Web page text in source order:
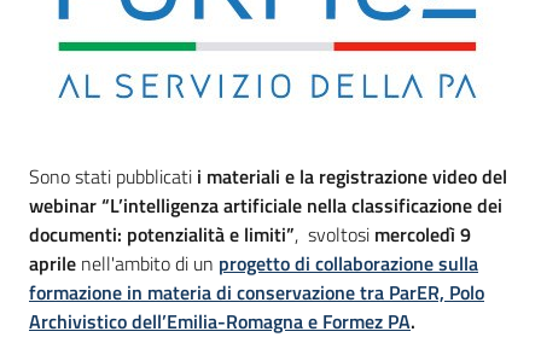
Sono stati pubblicati i materiali e la registrazione video del
webinar “L’intelligenza artificiale nella classificazione dei
documenti: potenzialità e limiti”, svoltosi mercoledì 9
aprile nell'ambito di un progetto di collaborazione sulla
formazione in materia di conservazione tra ParER, Polo
Archivistico dell’Emilia-Romagna e Formez PA.